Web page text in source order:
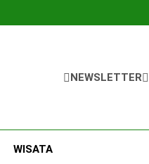
NEWSLETTER
WISATA